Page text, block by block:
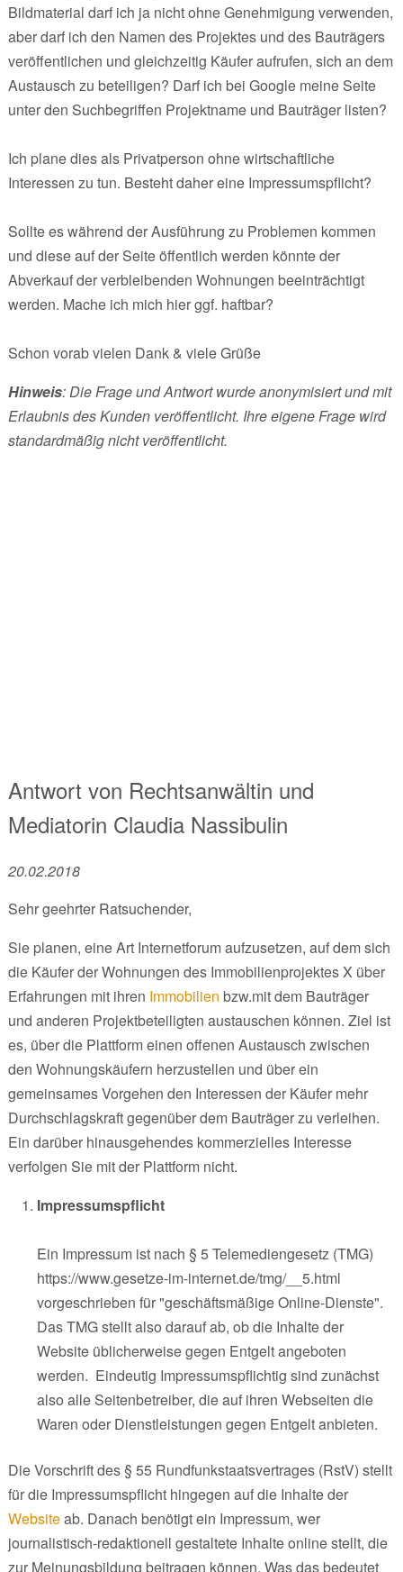
Bildmaterial darf ich ja nicht ohne Genehmigung verwenden,
aber darf ich den Namen des Projektes und des Bauträgers
veröffentlichen und gleichzeitig Käufer aufrufen, sich an dem
Austausch zu beteiligen? Darf ich bei Google meine Seite
unter den Suchbegriffen Projektname und Bauträger listen?
Ich plane dies als Privatperson ohne wirtschaftliche
Interessen zu tun. Besteht daher eine Impressumspflicht?
Sollte es während der Ausführung zu Problemen kommen
und diese auf der Seite öffentlich werden könnte der
Abverkauf der verbleibenden Wohnungen beeinträchtigt
werden. Mache ich mich hier ggf. haftbar?
Schon vorab vielen Dank & viele Grüße
Hinweis: Die Frage und Antwort wurde anonymisiert und mit
Erlaubnis des Kunden veröffentlicht. Ihre eigene Frage wird
standardmäßig nicht veröffentlicht.
Antwort von Rechtsanwältin und
Mediatorin Claudia Nassibulin
20.02.2018
Sehr geehrter Ratsuchender,
Sie planen, eine Art Internetforum aufzusetzen, auf dem sich
die Käufer der Wohnungen des Immobilienprojektes X über
Erfahrungen mit ihren Immobilien bzw.mit dem Bauträger
und anderen Projektbeteiligten austauschen können. Ziel ist
es, über die Plattform einen offenen Austausch zwischen
den Wohnungskäufern herzustellen und über ein
gemeinsames Vorgehen den Interessen der Käufer mehr
Durchschlagskraft gegenüber dem Bauträger zu verleihen.
Ein darüber hinausgehendes kommerzielles Interesse
verfolgen Sie mit der Plattform nicht.
Impressumspflicht
Ein Impressum ist nach § 5 Telemediengesetz (TMG)
https://www.gesetze-im-internet.de/tmg/__5.html
vorgeschrieben für "geschäftsmäßige Online-Dienste".
Das TMG stellt also darauf ab, ob die Inhalte der
Website üblicherweise gegen Entgelt angeboten
werden. Eindeutig Impressumspflichtig sind zunächst
also alle Seitenbetreiber, die auf ihren Webseiten die
Waren oder Dienstleistungen gegen Entgelt anbieten.
Die Vorschrift des § 55 Rundfunkstaatsvertrages (RstV) stellt
für die Impressumspflicht hingegen auf die Inhalte der
Websiteab. Danach benötigt ein Impressum, wer
journalistisch-redaktionell gestaltete Inhalte online stellt, die
zur Meinungsbildung beitragen können. Was das bedeutet